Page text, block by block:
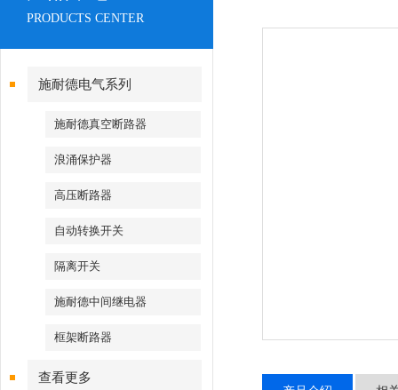
PRODUCTS CENTER
施耐德电气系列
施耐德真空断路器
浪涌保护器
高压断路器
自动转换开关
隔离开关
施耐德中间继电器
框架断路器
查看更多